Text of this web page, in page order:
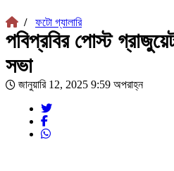
/ ফটো গ্যালারি
পবিপ্রবির পোস্ট
সভা
জানুয়ারি 12, 2025 9:59 অপরাহ্ন